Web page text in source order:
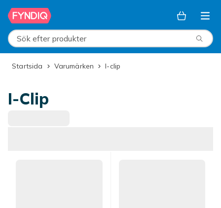
Hoppa till huvudinnehållet
Sök efter produkter
Startsida Varumärken i-clip
I-Clip